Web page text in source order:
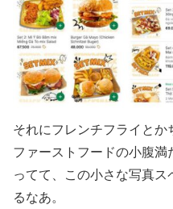
それにフレンチフライとか
ファーストフードの小腹
ってて、この小さな写真
るなあ。